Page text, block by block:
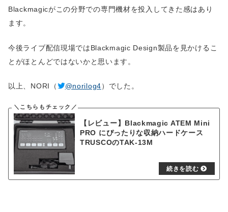
Blackmagicがこの分野での専門機材を投入してきた感はあり
ます。
今後ライブ配信現場ではBlackmagic Design製品を見かけるこ
とがほとんどではないかと思います。
以上、NORI（ @norilog4）でした。
【レビュー】Blackmagic ATEM Mini
PRO にぴったりな収納ハードケース
TRUSCOのTAK-13M